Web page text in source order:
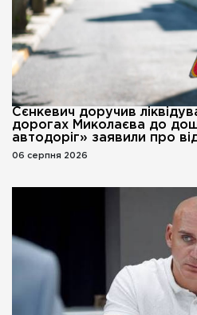
Сєнкевич доручив
дорогах Миколаєва до
автодоріг» заявили про
06 серпня 2026